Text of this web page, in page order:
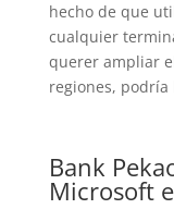
hecho de que
cualquier
querer ampliar
regiones,
Bank
Microsoft